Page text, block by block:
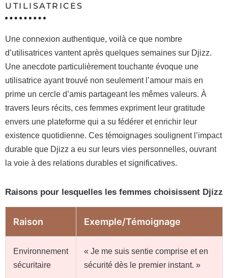
UTILISATRICES
Une connexion authentique, voilà ce que nombre
d’utilisatrices vantent après quelques semaines sur Djizz.
Une anecdote particulièrement touchante évoque une
utilisatrice ayant trouvé non seulement l’amour mais en
prime un cercle d’amis partageant les mêmes valeurs. À
travers leurs récits, ces femmes expriment leur gratitude
envers une plateforme qui a su fédérer et enrichir leur
existence quotidienne. Ces témoignages soulignent l’impact
durable que Djizz a eu sur leurs vies personnelles, ouvrant
la voie à des relations durables et significatives.
Raisons pour lesquelles les femmes choisissent Djizz
Raison Exemple/Témoignage
Environnement
sécuritaire
« Je me suis sentie comprise et en
sécurité dès le premier instant. »